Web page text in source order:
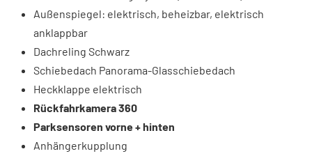
Außenspiegel: elektrisch, beheizbar, elektrisch
anklappbar
Dachreling Schwarz
Schiebedach Panorama-Glasschiebedach
Heckklappe elektrisch
Rückfahrkamera 360
Parksensoren vorne + hinten
Anhängerkupplung